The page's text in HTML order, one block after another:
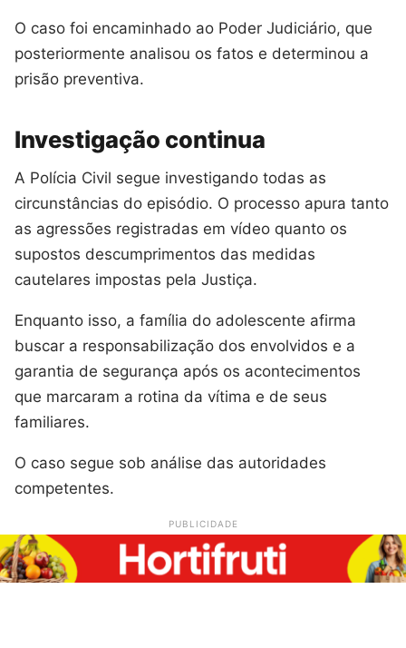
O caso foi encaminhado ao Poder Judiciário, que
posteriormente analisou os fatos e determinou a
prisão preventiva.
Investigação continua
A Polícia Civil segue investigando todas as
circunstâncias do episódio. O processo apura tanto
as agressões registradas em vídeo quanto os
supostos descumprimentos das medidas
cautelares impostas pela Justiça.
Enquanto isso, a família do adolescente afirma
buscar a responsabilização dos envolvidos e a
garantia de segurança após os acontecimentos
que marcaram a rotina da vítima e de seus
familiares.
O caso segue sob análise das autoridades
competentes.
PUBLICIDADE